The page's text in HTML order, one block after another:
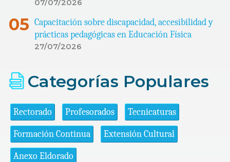
07/07/2026
Capacitación sobre discapacidad, accesibilidad y
prácticas pedagógicas en Educación Física
27/07/2026
Categorías Populares
Rectorado Profesorados Tecnicaturas
Formación Continua Extensión Cultural
Anexo Eldorado